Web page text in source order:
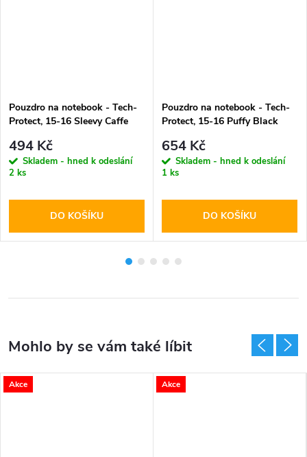
Pouzdro na notebook - Tech-
Protect, 15-16 Sleevy Caffe
494 Kč
Skladem - hned k odeslání
2 ks
DO KOŠÍKU
Pouzdro na notebook - Tech-
Protect, 15-16 Puffy Black
654 Kč
Skladem - hned k odeslání
1 ks
DO KOŠÍKU
Akce Akce